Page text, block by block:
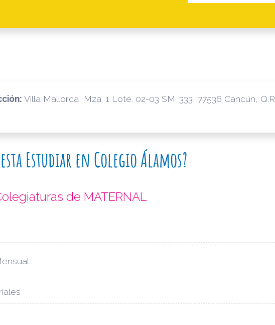
Villa Mallorca, Mza. 1 Lote. 02-03 SM. 333, 77536 Cancún, Q.R.
Estudiar en Colegio Álamos?
de MATERNAL